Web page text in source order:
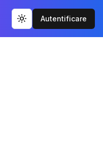
Toggle theme
Autentificare